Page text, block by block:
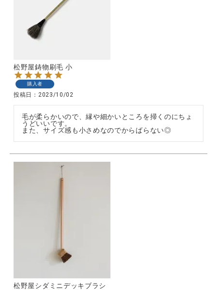
松野屋鋳物刷毛 小
購入者
投稿日 2023/10/02
毛が柔らかいので、縁や細かいところを掃くのにちょ
うどいいです。
また、サイズ感も小さめなのでからばらない◎
松野屋シダミニデッキブラシ